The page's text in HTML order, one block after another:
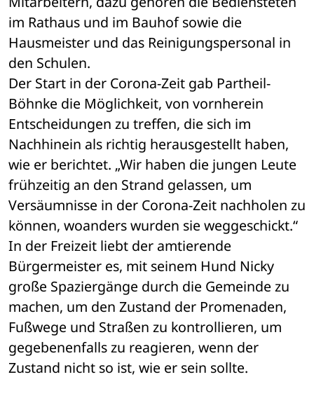
im Rathaus und im Bauhof sowie die
Hausmeister und das Reinigungspersonal in
den Schulen.
Der Start in der Corona-Zeit gab Partheil-
Böhnke die Möglichkeit, von vornherein
Entscheidungen zu treffen, die sich im
Nachhinein als richtig herausgestellt haben,
wie er berichtet. „Wir haben die jungen Leute
frühzeitig an den Strand gelassen, um
Versäumnisse in der Corona-Zeit nachholen zu
können, woanders wurden sie weggeschickt.“
In der Freizeit liebt der amtierende
Bürgermeister es, mit seinem Hund Nicky
große Spaziergänge durch die Gemeinde zu
machen, um den Zustand der Promenaden,
Fußwege und Straßen zu kontrollieren, um
gegebenenfalls zu reagieren, wenn der
Zustand nicht so ist, wie er sein sollte.